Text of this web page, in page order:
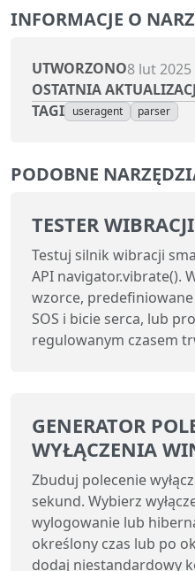
INFORMACJE O
UTWORZONO8 lut 2025
OSTATNIA
TAGI useragent parser
PODOBNE
TESTER WIBRACJI
Testuj silnik wibracji
API navigator.vibrate().
wzorce,
SOS i bicie serca, lub
regulowanym czasem
GENERATOR
WYŁĄCZENIA
Zbuduj polecenie
sekund. Wybierz
wylogowanie lub
określony czas lub po
dodaj niestandardowy